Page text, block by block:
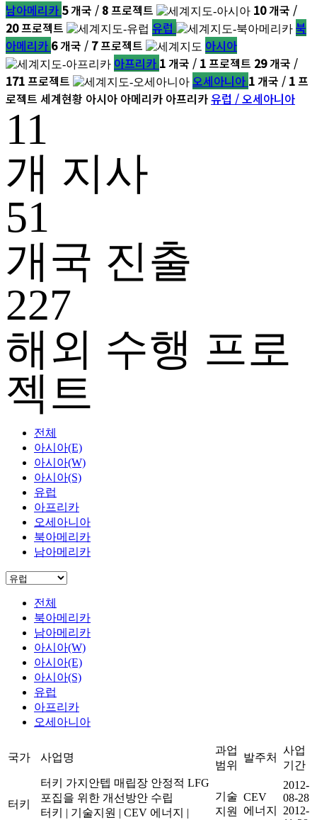
남아메리카 5개국 / 8프로젝트 10개국 /
20프로젝트 유럽
북
아메리카 6개국 / 7프로젝트
아시아
아프리카 1개국 / 1프로젝트 29개국 /
171프로젝트 오세아니아 1개국 / 1프
로젝트 세계현황 아시아 아메리카 아프리카유럽 / 오세아니아
11
개 지사
51
개국 진출
227
해외 수행 프로
젝트
전체
아시아(E)
아시아(W)
아시아(S)
유럽
아프리카
오세아니아
북아메리카
남아메리카
전체
북아메리카
남아메리카
아시아(W)
아시아(E)
아시아(S)
유럽
아프리카
오세아니아
국가 사업명
과업
범위
발주처
사업
기간
터키
터키 가지안텝 매립장 안정적 LFG
포집을 위한 개선방안 수립
터키
| 기술지원 | CEV 에너지 |
기술
지원
CEV
에너지
2012-
08-28
2012-